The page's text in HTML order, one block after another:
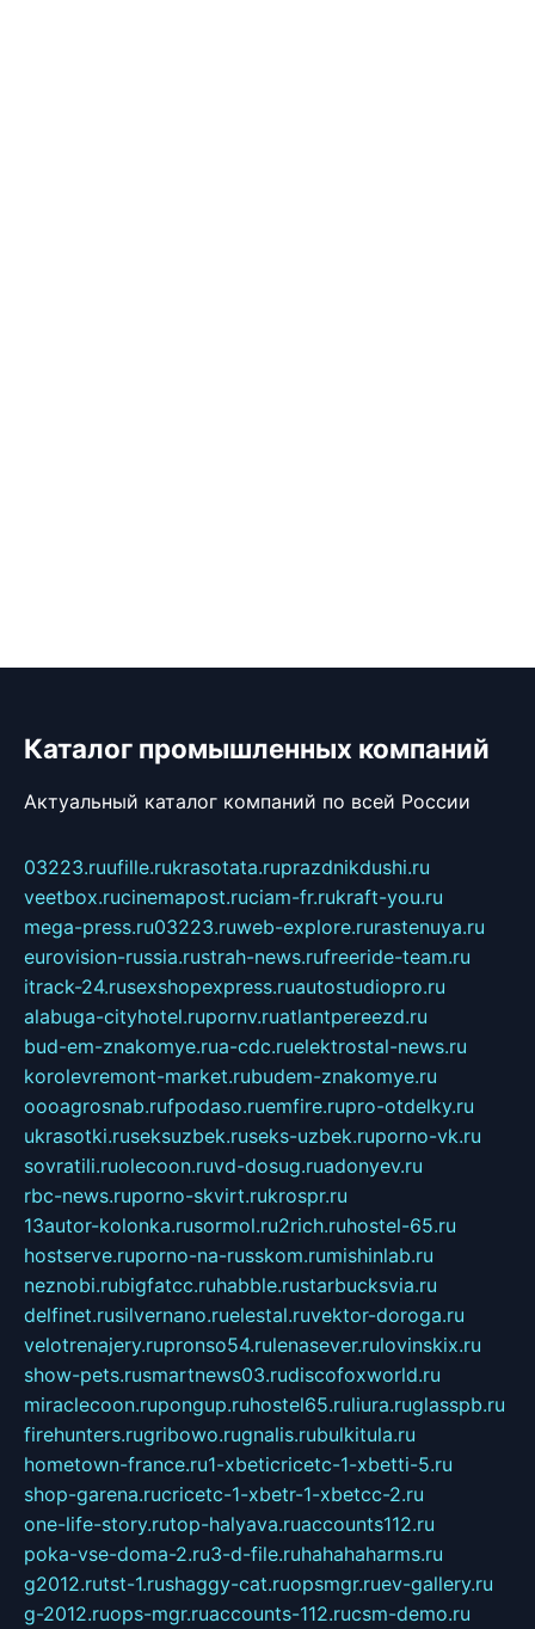
Каталог промышленных компаний
Актуальный каталог компаний по всей России
03223.ruufille.rukrasotata.ruprazdnikdushi.ru
veetbox.rucinemapost.ruciam-fr.rukraft-you.ru
mega-press.ru03223.ruweb-explore.rurastenuya.ru
eurovision-russia.rustrah-news.rufreeride-team.ru
itrack-24.rusexshopexpress.ruautostudiopro.ru
alabuga-cityhotel.rupornv.ruatlantpereezd.ru
bud-em-znakomye.rua-cdc.ruelektrostal-news.ru
korolevremont-market.rubudem-znakomye.ru
oooagrosnab.rufpodaso.ruemfire.rupro-otdelky.ru
ukrasotki.ruseksuzbek.ruseks-uzbek.ruporno-vk.ru
sovratili.ruolecoon.ruvd-dosug.ruadonyev.ru
rbc-news.ruporno-skvirt.rukrospr.ru
13autor-kolonka.rusormol.ru2rich.ruhostel-65.ru
hostserve.ruporno-na-russkom.rumishinlab.ru
neznobi.rubigfatcc.ruhabble.rustarbucksvia.ru
delfinet.rusilvernano.ruelestal.ruvektor-doroga.ru
velotrenajery.rupronso54.rulenasever.rulovinskix.ru
show-pets.rusmartnews03.rudiscofoxworld.ru
miraclecoon.rupongup.ruhostel65.ruliura.ruglasspb.ru
firehunters.rugribowo.rugnalis.rubulkitula.ru
hometown-france.ru1-xbeticricetc-1-xbetti-5.ru
shop-garena.rucricetc-1-xbetr-1-xbetcc-2.ru
one-life-story.rutop-halyava.ruaccounts112.ru
poka-vse-doma-2.ru3-d-file.ruhahahaharms.ru
g2012.rutst-1.rushaggy-cat.ruopsmgr.ruev-gallery.ru
g-2012.ruops-mgr.ruaccounts-112.rucsm-demo.ru